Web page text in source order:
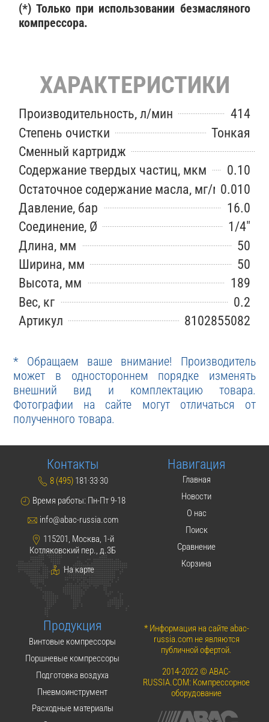
(*) Только при использовании безмасляного
компрессора.
ХАРАКТЕРИСТИКИ
Производительность, л/мин
414
Степень очистки
Тонкая
Сменный картридж
Содержание твердых частиц, мкм
0.10
Остаточное содержание масла, мг/м30.010
Давление, бар
16.0
Соединение, Ø
1/4″
Длина, мм
50
Ширина, мм
50
Высота, мм
189
Вес, кг
0.2
Артикул
8102855082
* Обращаем ваше внимание! Производитель
может в одностороннем порядке изменять
внешний вид и комплектацию товара.
Фотографии на сайте могут отличаться от
полученного товара.
Контакты
8 (495) 181·33·30
Время работы: Пн-Пт 9-18
info@abac-russia.com
115201, Москва, 1-й
Котляковский пер., д.3Б
На карте
Навигация
Главная
Новости
О нас
Поиск
Сравнение
Корзина
Продукция
Винтовые компрессоры
Поршневые компрессоры
Подготовка воздуха
Пневмоинструмент
Расходные материалы
* Информация на сайте abac-
russia.com не являются
публичной офертой.
2014-2022 © ABAC-
RUSSIA.COM: Компрессорное
оборудование